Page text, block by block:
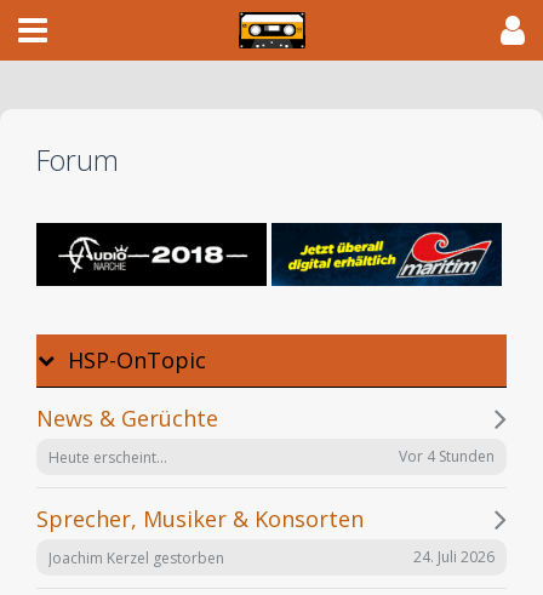
Forum
HSP-OnTopic
News & Gerüchte
Heute erscheint... Vor 4 Stunden
Sprecher, Musiker & Konsorten
Joachim Kerzel gestorben 24. Juli 2026